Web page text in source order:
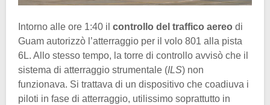
Intorno alle ore 1:40 il controllo del traffico aereo di
Guam autorizzò l’atterraggio per il volo 801 alla pista
6L. Allo stesso tempo, la torre di controllo avvisò che il
sistema di atterraggio strumentale (ILS) non
funzionava. Si trattava di un dispositivo che coadiuva i
piloti in fase di atterraggio, utilissimo soprattutto in